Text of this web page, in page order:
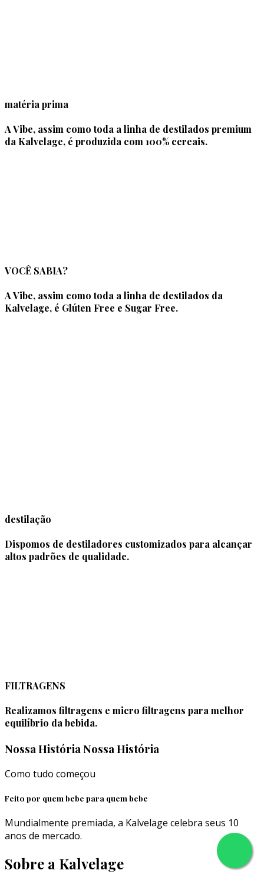
matéria prima
A Vibe, assim como toda a linha de destilados premium
da Kalvelage, é produzida com 100% cereais.
VOCÊ SABIA?
A Vibe, assim como toda a linha de destilados da
Kalvelage, é Glúten Free e Sugar Free.
destilação
Dispomos de destiladores customizados para alcançar
altos padrões de qualidade.
FILTRAGENS
Realizamos filtragens e micro filtragens para melhor
equilíbrio da bebida.
Nossa HistóriaNossa História
Como tudo começou
Feito por quem bebe para quem bebe
Mundialmente premiada, a Kalvelage celebra seus 10
anos de mercado.
Sobre a Kalvelage